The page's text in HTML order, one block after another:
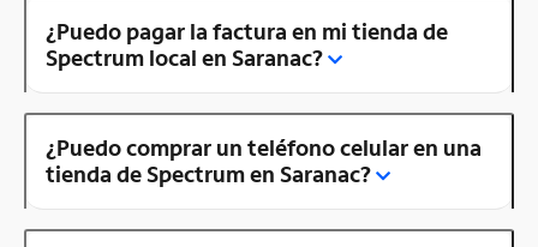
¿Puedo pagar la factura en mi tienda de
Spectrum local en Saranac?
¿Puedo comprar un teléfono celular en una
tienda de Spectrum en Saranac?